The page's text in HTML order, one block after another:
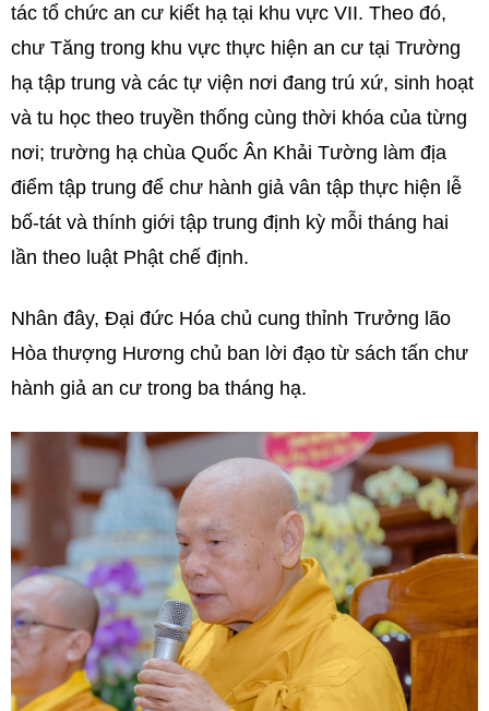
tác tổ chức an cư kiết hạ tại khu vực VII. Theo đó,
chư Tăng trong khu vực thực hiện an cư tại Trường
hạ tập trung và các tự viện nơi đang trú xứ, sinh hoạt
và tu học theo truyền thống cùng thời khóa của từng
nơi; trường hạ chùa Quốc Ân Khải Tường làm địa
điểm tập trung để chư hành giả vân tập thực hiện lễ
bố-tát và thính giới tập trung định kỳ mỗi tháng hai
lần theo luật Phật chế định.
Nhân đây, Đại đức Hóa chủ cung thỉnh Trưởng lão
Hòa thượng Hương chủ ban lời đạo từ sách tấn chư
hành giả an cư trong ba tháng hạ.